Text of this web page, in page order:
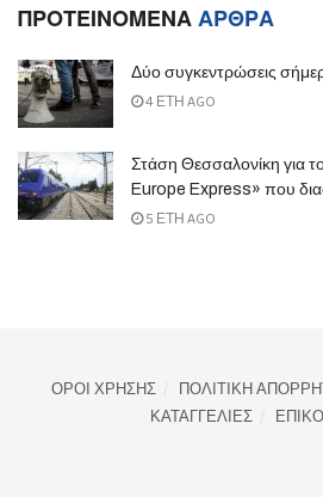
ΠΡΟΤΕΙΝΟΜΕΝΑΑΡΘΡΑ
Δύο συγκεντρώσεις
4 ΈΤΗ AGO
Στάση Θεσσαλονίκη για
Europe Express» που
5 ΈΤΗ AGO
ΟΡΟΙ ΧΡΗΣΗΣ ΠΟΛΙΤΙΚΗ
ΚΑΤΑΓΓΕΛΙΕΣ